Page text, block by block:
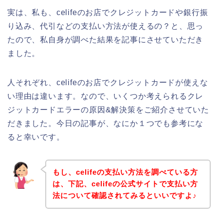
実は、私も、celifeのお店でクレジットカードや銀行振
り込み、代引などの支払い方法が使えるの？と、思っ
たので、私自身が調べた結果を記事にさせていただき
ました。
人それぞれ、celifeのお店でクレジットカードが使えな
い理由は違います。なので、いくつか考えられるクレ
ジットカードエラーの原因&解決策をご紹介させていた
だきました。今日の記事が、なにか１つでも参考にな
ると幸いです。
もし、celifeの支払い方法を調べている方
は、下記、celifeの公式サイトで支払い方
法について確認されてみるといいですよ♪